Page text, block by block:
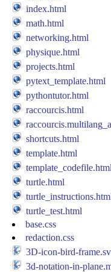
index.html
math.html
networking.html
physique.html
projects.html
pytext_template.html
pythontutor.html
raccourcis.html
shortcuts.html
template.html
template_codefile.html
turtle.html
turtle_test.html
base.css
redaction.css
3D-icon-bird-
3d-notation-in-